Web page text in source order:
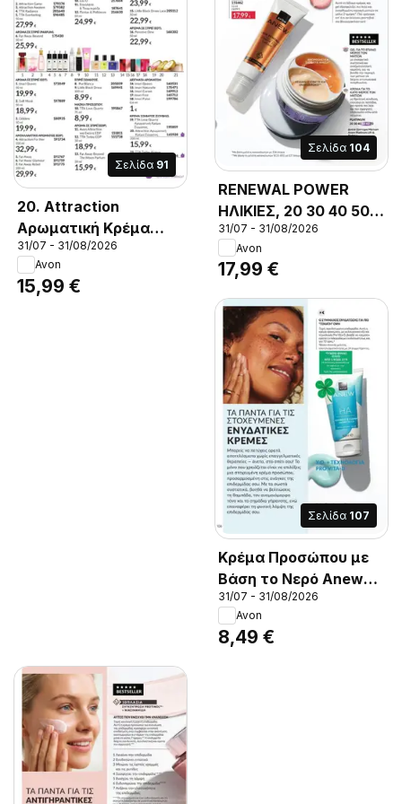
Σελίδα 91
20. Attraction
Αρωματική Κρέμα
Σώματος. 165928, 200
ml
31/07 - 31/08/2026
Avon
15,99 €
Σελίδα 104
RENEWAL POWER
ΗΛΙΚΙΕΣ, 20 30 40 50
60 70, Κρέμα Ματιών
& Χειλιών, Anew Skin
Renewal Power.,
Θέλεις περισσότερα
από την κρέμα,
ματιών σου; Η
συγκεκριμένη κάνει
τα, πάντα... Βοηθά
στη μείωση των
ρυτίδων,, εξασθενεί
οπτικά τους μαύρους
κύκλους, ΚΑΙ κάνει το
βλέμμα σου να δείχνει
πιο, ανοιχτό και
ξεκούραστο. Αλήθεια!
31/07 - 31/08/2026
Avon
17,99 €
Σελίδα 107
Κρέμα Προσώπου με
Βάση το Νερό Anew
Hydrate & Plump.,
Κρέμα προσώπου με
υαλουρονικό οξύ.
31/07 - 31/08/2026
Avon
8,49 €